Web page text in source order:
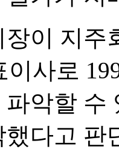
이 지주
이사로
악할 수
다고 판